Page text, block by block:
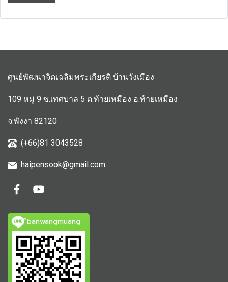
ศูนย์พัฒนาจิตเฉลิมพระเกียรติ บ้านวังเมือง
109 หมู่ 9 ซ.เทศบาล 5 ต.ท้ายเหมือง อ.ท้ายเหมือง
จ.พังงา 82120
(+66)81 3043528
haipensook@gmail.com
ิbanwangmuang